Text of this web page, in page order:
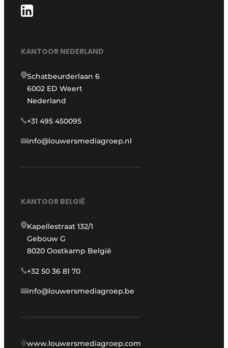
KANTOOR NEDERLAND
Schatbeurderlaan 6
6002 ED Weert
Nederland
+31 495 450095
info@louwersmediagroep.nl
KANTOOR BELGIË
Kapellestraat 132/1
Gebouw G
8020 Oostkamp België
+32 50 36 81 70
info@louwersmediagroep.be
www.louwersmediagroep.com